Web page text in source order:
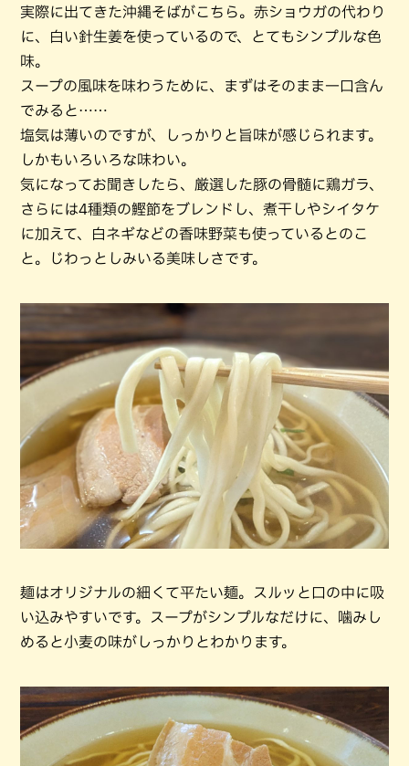
実際に出てきた沖縄そばがこちら。赤ショウガの代わり
に、白い針生姜を使っているので、とてもシンプルな色
味。
スープの風味を味わうために、まずはそのまま一口含ん
でみると……
塩気は薄いのですが、しっかりと旨味が感じられます。
しかもいろいろな味わい。
気になってお聞きしたら、厳選した豚の骨髄に鶏ガラ、
さらには4種類の鰹節をブレンドし、煮干しやシイタケ
に加えて、白ネギなどの香味野菜も使っているとのこ
と。じわっとしみいる美味しさです。
麺はオリジナルの細くて平たい麺。スルッと口の中に吸
い込みやすいです。スープがシンプルなだけに、噛みし
めると小麦の味がしっかりとわかります。